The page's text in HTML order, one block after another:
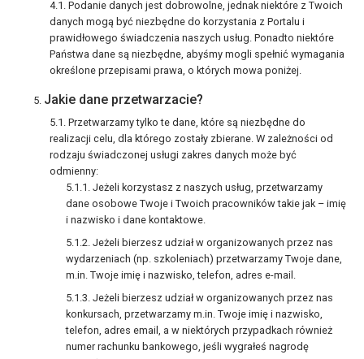
Podanie danych jest dobrowolne, jednak niektóre z Twoich
danych mogą być niezbędne do korzystania z Portalu i
prawidłowego świadczenia naszych usług. Ponadto niektóre
Państwa dane są niezbędne, abyśmy mogli spełnić wymagania
określone przepisami prawa, o których mowa poniżej.
Jakie dane przetwarzacie?
Przetwarzamy tylko te dane, które są niezbędne do
realizacji celu, dla którego zostały zbierane. W zależności od
rodzaju świadczonej usługi zakres danych może być
odmienny:
Jeżeli korzystasz z naszych usług, przetwarzamy
dane osobowe Twoje i Twoich pracowników takie jak – imię
i nazwisko i dane kontaktowe.
Jeżeli bierzesz udział w organizowanych przez nas
wydarzeniach (np. szkoleniach) przetwarzamy Twoje dane,
m.in. Twoje imię i nazwisko, telefon, adres e-mail.
Jeżeli bierzesz udział w organizowanych przez nas
konkursach, przetwarzamy m.in. Twoje imię i nazwisko,
telefon, adres email, a w niektórych przypadkach również
numer rachunku bankowego, jeśli wygrałeś nagrodę